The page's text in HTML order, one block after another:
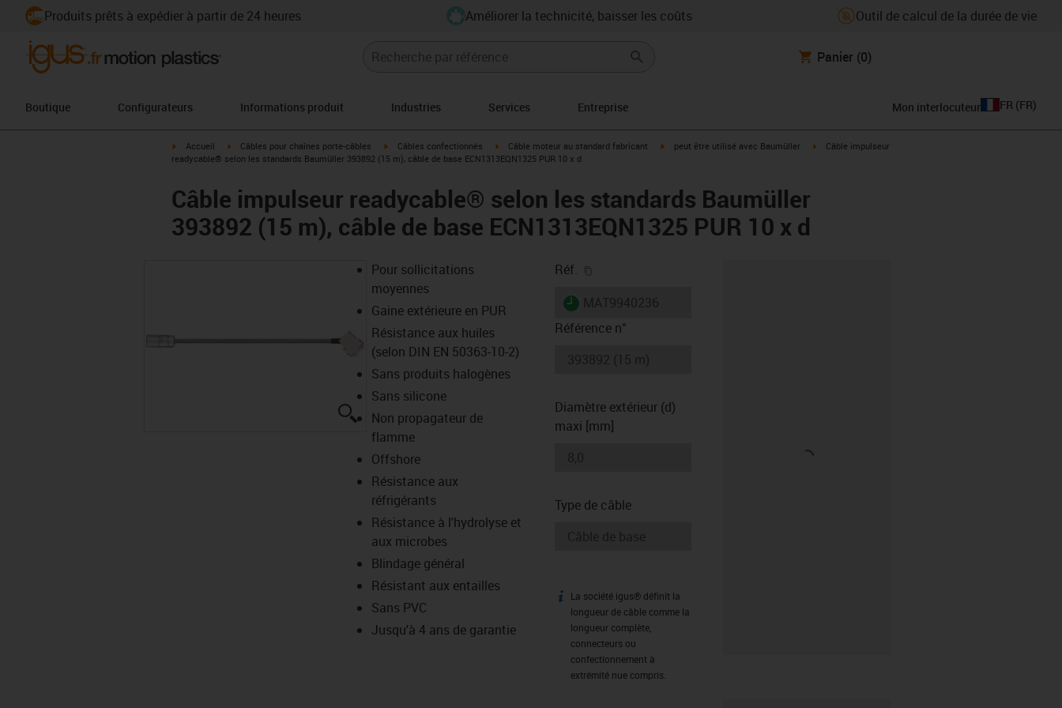
Produits prêts à expédier à partir de 24 heures Améliorer la technicité, baisser les coûts Outil de calcul de la durée de vie
Panier (0)
Boutique Configurateurs Informations produit Industries Services Entreprise Mon interlocuteur FR (FR)
igus-icon-arrow-right
Accueil igus-icon-arrow-right
Câbles pour chaînes porte-câbles igus-icon-arrow-right
Câbles confectionnés igus-icon-arrow-right
Câble moteur au standard fabricant igus-icon-arrow-right
peut être utilisé avec Baumüller igus-icon-arrow-right
Câble impulseur
readycable® selon les standards Baumüller 393892 (15 m), câble de base ECN1313EQN1325 PUR 10 x d
Câble impulseur readycable® selon les standards Baumüller
393892 (15 m), câble de base ECN1313EQN1325 PUR 10 x d
igus-icon-lupe
Pour sollicitations
moyennes
Gaine extérieure en PUR
Résistance aux huiles
(selon DIN EN 50363-10-2)
Sans produits halogènes
Sans silicone
Non propagateur de
flamme
Offshore
Résistance aux
réfrigérants
Résistance à l'hydrolyse et
aux microbes
Blindage général
Résistant aux entailles
Sans PVC
Jusqu'à 4 ans de garantie
Réf.
igus-icon-lieferzeit
Référence n°
Diamètre extérieur (d)
maxi [mm]
Type de câble
igus-icon-info
La société igus® définit la
longueur de câble comme la
longueur complète,
connecteurs ou
confectionnement à
extrémité nue compris.